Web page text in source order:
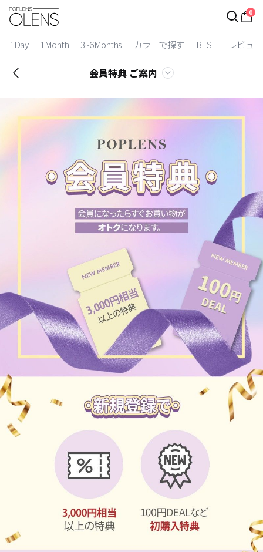
0
1Day 1Month 3~6Months カラーで探す BEST レビュー
ログイン
カラコン比較
今月限定特典
ベスト
装着期間
2 Weeks
3~6 Months
よりどりキット
チョコ
グレー
ブラック
ヘーゼル
グリーン
ピンク
乱視用
ケア用品
EYEしてる
カスタマーサービス
会員特典 ご案内